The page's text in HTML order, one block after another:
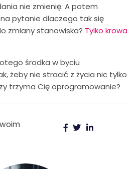
nie zmienię. A potem
pytanie dlaczego tak się
zmiany stanowiska? Tylko krowa
środka w byciu
żeby nie stracić z życia nic tylko
trzyma Cię oprogramowanie?